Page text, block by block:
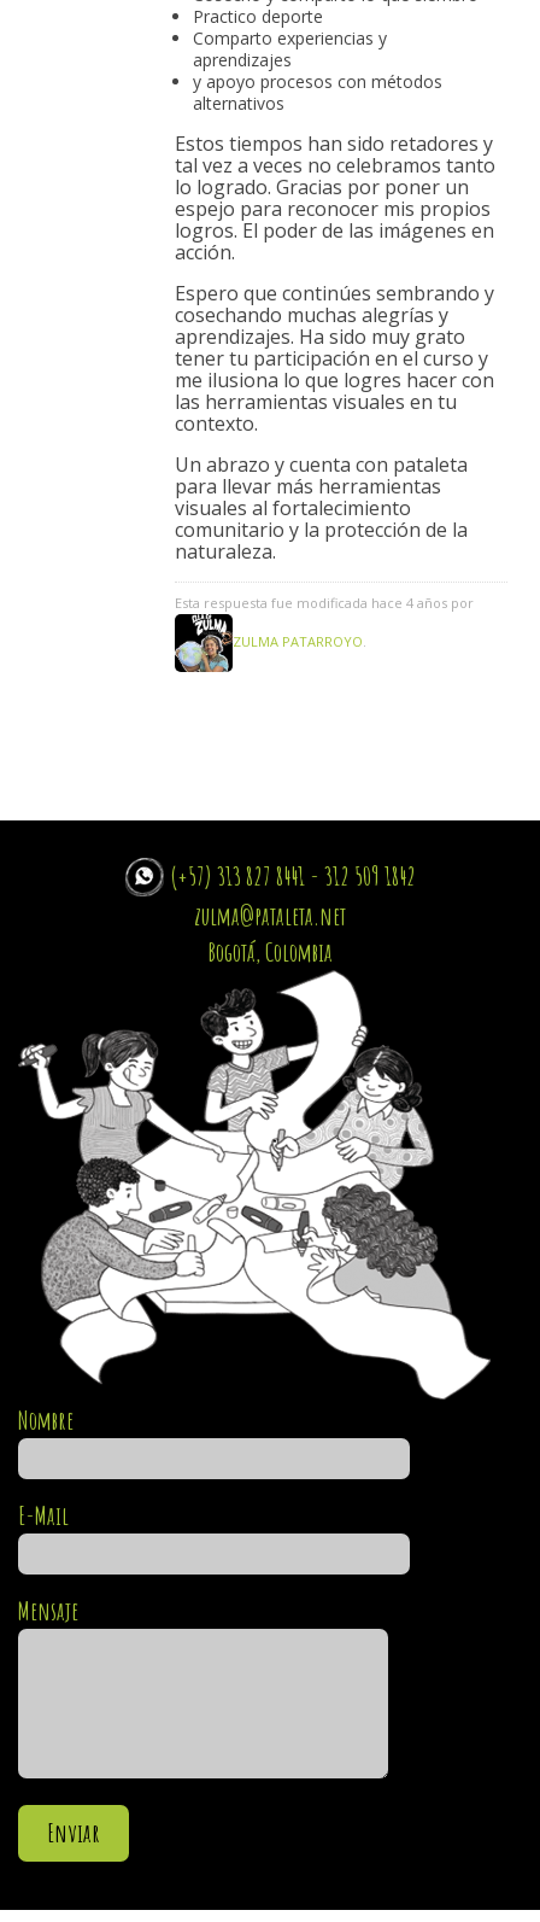
Practico deporte
Comparto experiencias y
aprendizajes
y apoyo procesos con métodos
alternativos
Estos tiempos han sido retadores y
tal vez a veces no celebramos tanto
lo logrado. Gracias por poner un
espejo para reconocer mis propios
logros. El poder de las imágenes en
acción.
Espero que continúes sembrando y
cosechando muchas alegrías y
aprendizajes. Ha sido muy grato
tener tu participación en el curso y
me ilusiona lo que logres hacer con
las herramientas visuales en tu
contexto.
Un abrazo y cuenta con pataleta
para llevar más herramientas
visuales al fortalecimiento
comunitario y la protección de la
naturaleza.
Esta respuesta fue modificada hace 4 años por
ZULMA PATARROYO
(+57) 313 827 8441 - 312 509 1842
zulma@pataleta.net
Bogotá, Colombia
Nombre
E-Mail
Mensaje